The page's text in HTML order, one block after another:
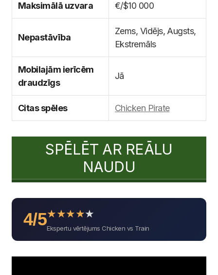
Maksimālā uzvara €/$10 000
Nepastāvība
Zems, Vidējs, Augsts,
Ekstremāls
Mobilajām ierīcēm
draudzīgs
Jā
Citas spēles Chicken Pirate
SPĒLĒT AR REĀLU
NAUDU
4/5★★★★★
Ekspertu vērtējums Chicken vs Train